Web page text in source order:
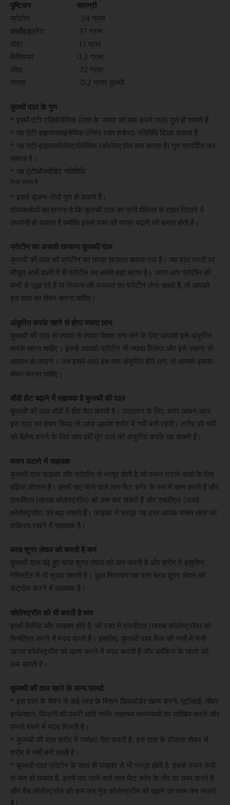
पुष्टिकर
सामग्री
प्रोटीन 24 ग्राम
कार्बोहाइड्रेट 37 ग्राम
मोटा 1.1 ग्राम
कैल्शियम 0.3 ग्राम
लोहा 72 ग्राम
जस्ता 0.2 ग्राम कुल्थी
कुल्थी दाल के गुण
* इसमें एंटी-एडिपोजेनिक (वसा के जमाव को कम करने वाले) गुण हो सकते हैं
* यह एंटी-हाइपरग्लाइसेमिक (निम्न रक्त शर्करा) गतिविधि दिखा सकता है
* यह एंटी-हाइपरकोलेस्ट्रोलेमिक (कोलेस्ट्रॉल कम करता है) गुण प्रदर्शित कर
सकता है।
* यह एंटीऑक्सीडेंट गतिविधि
दिखा सकता है
* इसमें सूजन-रोधी गुण हो सकते हैं।
शोधकर्ताओं का मानना ​​है कि कुलथी दाल का पानी पीलिया से राहत दिलाने में
उपयोगी हो सकता है क्योंकि इसमें रक्त की मात्रा बढ़ाने की क्षमता होती है।
प्रोटीन का असली खजाना कुलथी दाल
कुलथी की दाल को प्रोटीन का तगड़ा खजाना बताया गया है। यह दाल धरती पर
मौजूद सभी दालों में से प्रोटीन का सबसे बड़ा स्रोत है। अगर आप प्रोटीन की
कमी से जूझ रहे हैं या रोजाना की जरूरत का प्रोटीन लेना चाहते हैं, तो आपको
इस दाल का सेवन करना चाहिए।
अंकुरित करके खाने से होगा ज्यादा लाभ
कुलथी की दाल से ज्यादा से ज्यादा पोषक तत्व लेने के लिए आपको इसे अंकुरित
करके खाना चाहिए। इससे आपको प्रोटीन भी ज्यादा मिलेगा और इसे पचाना भी
आसान हो जाएगा। जब इसमें आधे इंच तक अंकुरित होने लगे, तो आपको इसका
सेवन करना चाहिए।
बॉडी हीट बढ़ाने में सहायक है कुलथी की दाल
कुलथी की दाल बॉडी में हीट पैदा करती है। उदहारण के लिए अगर आपने आज
इस दाल का सेवन किया, तो आज आपके शरीर में गर्मी बनी रहेगी। शरीर की गर्मी
को बैलेंस करने के लिए आप हरी मूंग दाल को अंकुरित करके खा सकते हैं।
वजन घटाने में सहायक
कुलथी दाल फाइबर और प्रोटीन से भरपूर होती है जो वजन घटाने वालों के लिए
बढ़िया ऑप्शन है। इसमें पाए जाने वाले तत्व फैट बर्नर के रूप में काम करते हैं और
एलडीएल (खराब कोलेस्ट्रॉल) को कम कर सकते हैं और एचडीएल (अच्छे
कोलेस्ट्रॉल) को बढ़ा सकते हैं। फाइबर से भरपूर यह दाल आपके पाचन तंत्र को
सक्रिय रखने में सहायक है।
ब्लड शुगर लेवल को करती है कम
कुलथी दाल बढ़े हुए ब्लड शुगर लेवल को कम करती है और शरीर में इंसुलिन
रेसिस्टेंट में भी सुधार करती है। कुल मिलाकर यह दाल ब्लड शुगर लेवल को
कंट्रोल करने में सहायक है।
कोलेस्ट्रॉल को भी करती है कम
इसमें लिपिड और फाइबर होते हैं, जो रक्त में एलडीएल (खराब कोलेस्ट्रॉल) को
नियंत्रित करने में मदद करते हैं। इसलिए, कुलथी दाल दिल की नसों में फंसे
खराब कोलेस्ट्रॉल को खत्म करने में मदद करती है और ब्लॉकेज के खतरे को
कम करती है।
कुलथी की दाल खाने के अन्य फायदे
* इस दाल के सेवन से कई तरह के स्किन डिसऑर्डर खत्म करने, यूटीआई, लीवर
इन्फेक्शन, किडनी की पथरी आदि गंभीर स्वास्थ्य समस्याओं का जोखिम करने और
उनसे बचने में मदद मिलती है।
* कुलथी की दाल शरीर में गर्माहट पैदा करती है. इस दाल के रोजाना सेवन से
शरीर में गर्मी बनी रहती है।
* कुलथी दाल प्रोटीन के साथ ही फाइबर से भी भरपूर होती है. इससे वजन तेजी
से कम हो सकता है. इसमें पाए जाने वाले तत्व फैट बर्नर के तौर पर काम करते हैं
और बैड कोलेस्ट्रॉल को कम कर गुड कोलेस्ट्रॉल को बढ़ाने का काम कर सकते